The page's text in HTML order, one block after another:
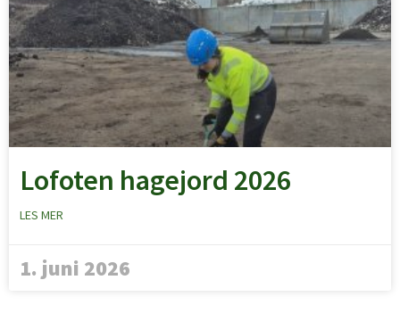
Lofoten hagejord 2026
LES MER
1. juni 2026